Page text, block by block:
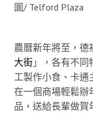
圖/ Telford Plaza
農曆新年將至，
大街 」，各有不
工製作小食、卡通
在一個商場輕鬆辦
品，送給長輩做賀